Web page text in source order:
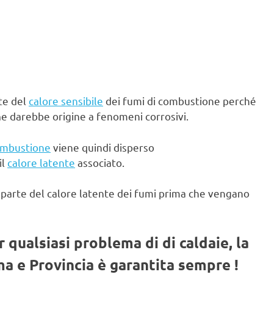
del calore sensibile dei fumi di combustione perché
darebbe origine a fenomeni corrosivi.
viene quindi disperso
calore latente associato.
del calore latente dei fumi prima che vengano
problema di di caldaie, la
e Provincia è garantita sempre !